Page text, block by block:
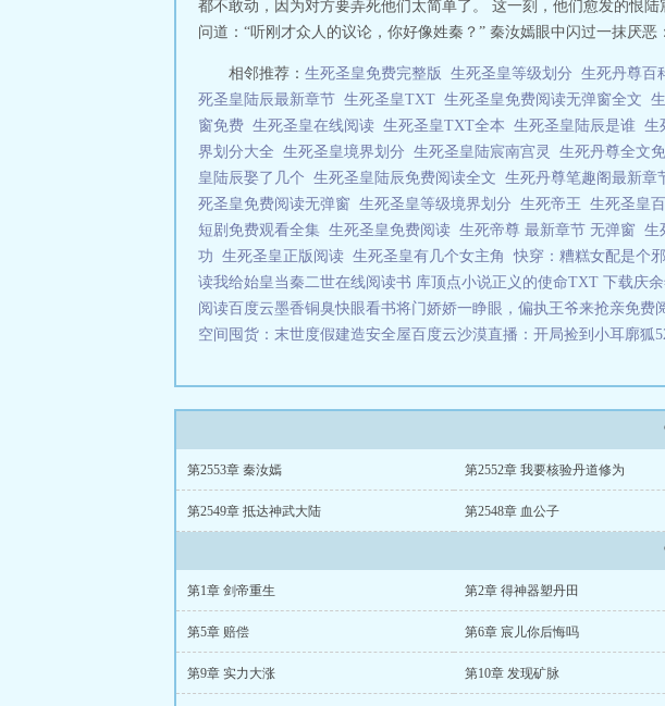
都不敢动，因为对方要弄死他们太简单了。 这一刻，他们愈发的恨
问道：“听刚才众人的议论，你好像姓秦？” 秦汝嫣眼中闪过一抹厌
相邻推荐： 生死圣皇免费完整版 生死圣皇等级划分 生死丹尊百
死圣皇陆辰最新章节 生死圣皇TXT 生死圣皇免费阅读无弹窗全文
窗免费 生死圣皇在线阅读 生死圣皇TXT全本 生死圣皇陆辰是谁 生
界划分大全 生死圣皇境界划分 生死圣皇陆宸南宫灵 生死丹尊全文
皇陆辰娶了几个 生死圣皇陆辰免费阅读全文 生死丹尊笔趣阁最新章
死圣皇免费阅读无弹窗 生死圣皇等级境界划分 生死帝王 生死圣皇
短剧免费观看全集 生死圣皇免费阅读 生死帝尊 最新章节 无弹窗 生
功 生死圣皇正版阅读 生死圣皇有几个女主角快穿：糟糕女配是个
读我给始皇当秦二世在线阅读书 库顶点小说正义的使命TXT 下载庆
阅读百度云墨香铜臭快眼看书将门娇娇一睁眼，偏执王爷来抢亲免费
空间囤货：末世度假建造安全屋百度云沙漠直播：开局捡到小耳廓狐
第2553章 秦汝嫣 第2552章 我要核验丹道修为
第2549章 抵达神武大陆 第2548章 血公子
第1章 剑帝重生 第2章 得神器塑丹田
第5章 赔偿 第6章 宸儿你后悔吗
第9章 实力大涨 第10章 发现矿脉